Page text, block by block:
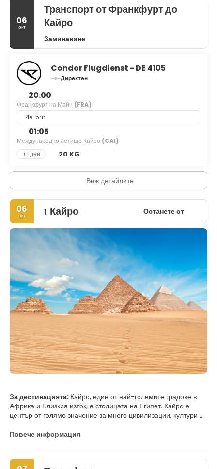
06
окт
Транспорт от Франкфурт до
Кайро
Заминаване
Condor Flugdienst - DE 4105
Директен
20:00
Франкфурт на Майн (FRA)
4ч. 5m
01:05
Международно летище Кайро (CAI)
+1 ден
20 KG
Виж детайлите
06
окт 1. Кайро Останете от
За дестинацията: Кайро, един от най-големите градове в
Африка и Близкия изток, е столицата на Египет. Кайро е
център от голямо значение за много цивилизации, култури и
европейски, преминавайки през еврейски, християнски и
отпечатък върху Кайро, като по този начин го прави един от
най-очарователните градове в света.
Повече информация